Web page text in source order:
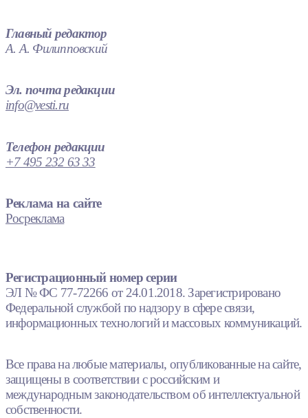
Главный редактор
А. А. Филипповский
Эл. почта редакции
info@vesti.ru
Телефон редакции
+7 495 232 63 33
Реклама на сайте
Росреклама
Регистрационный номер серии
ЭЛ № ФС 77-72266 от 24.01.2018. Зарегистрировано
Федеральной службой по надзору в сфере связи,
информационных технологий и массовых коммуникаций.
Все права на любые материалы, опубликованные на сайте,
защищены в соответствии с российским и
международным законодательством об интеллектуальной
собственности.